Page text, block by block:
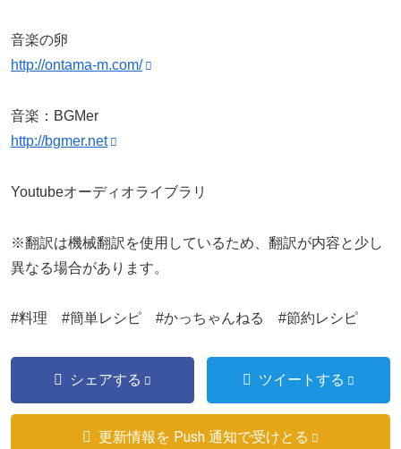
音楽の卵
http://ontama-m.com/
音楽：BGMer
http://bgmer.net
Youtubeオーディオライブラリ
※翻訳は機械翻訳を使用しているため、翻訳が内容と少し
異なる場合があります。
#料理 #簡単レシピ #かっちゃんねる #節約レシピ
シェアする ツイートする
更新情報を Push 通知で受けとる